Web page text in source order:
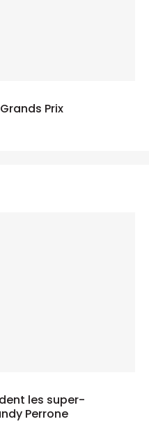
Prix
les super-
Perrone